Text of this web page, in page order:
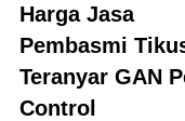
Harga Jasa
Pembasmi
Teranyar GAN
Control